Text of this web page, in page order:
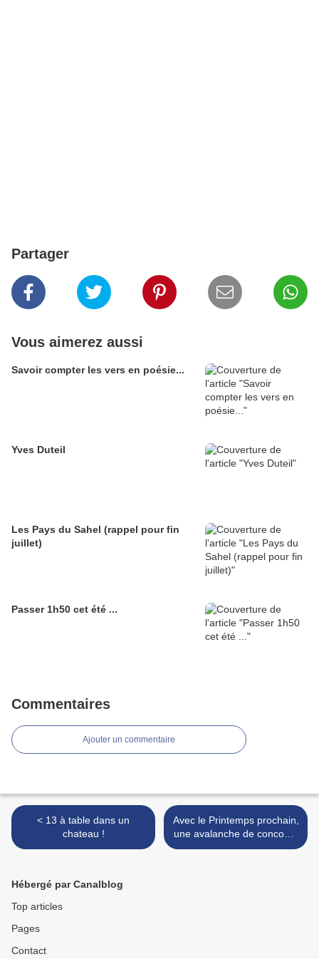
Partager
Vous aimerez aussi
Savoir compter les vers en poésie...
Yves Duteil
Les Pays du Sahel (rappel pour fin
juillet)
Passer 1h50 cet été ...
Commentaires
Ajouter un commentaire
< 13 à table dans un
chateau !
Avec le Printemps prochain,
une avalanche de concours
et de spectacles nous arrive
Hébergé par Canalblog
Top articles
Pages
Contact